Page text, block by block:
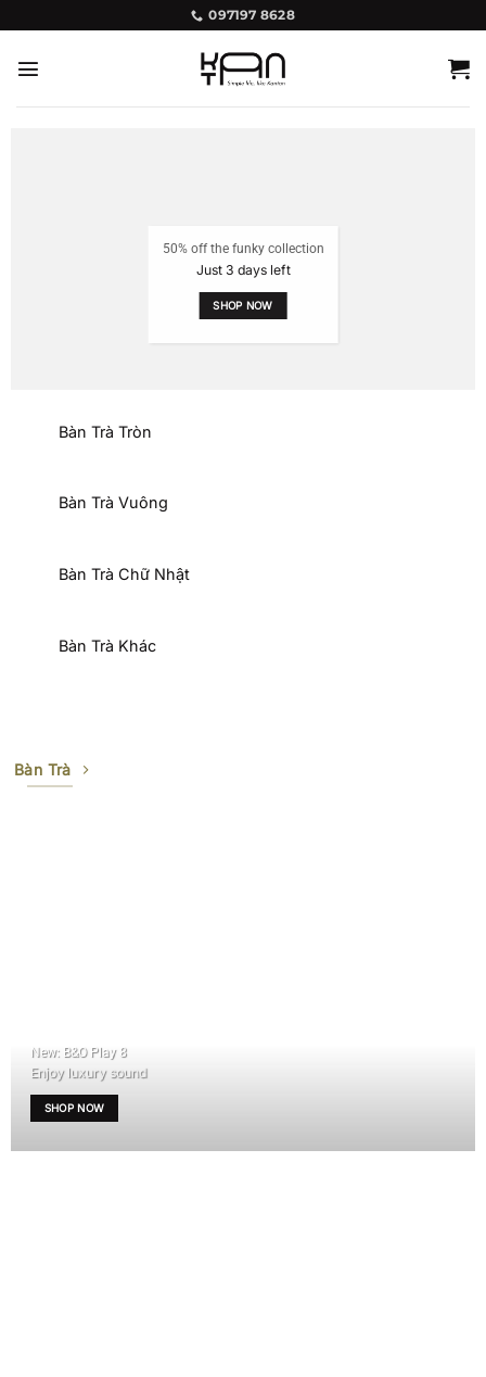
qua
nội
097197 8628
Bàn Trà Tròn
Bàn Trà Vuông
Bàn Trà Chữ Nhật
Bàn Trà Khác
Bàn Trà
50% off the funky collection
Just 3 days left
SHOP NOW
New: B&O Play 8
Enjoy luxury sound
SHOP NOW